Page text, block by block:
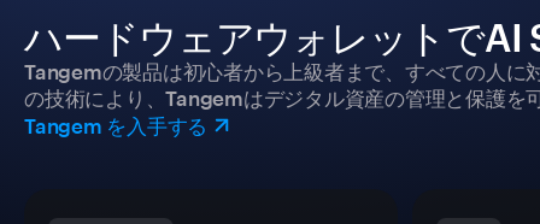
ハードウェアウォレットでAI
Tangemの製品は初心者から上級者まで、すべての人に
の技術により、Tangemはデジタル資産の管理と保護を
Tangem を入手する